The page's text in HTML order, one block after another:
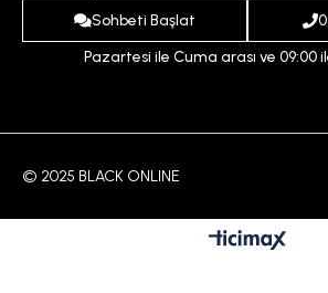
Sohbeti Başlat
Pazartesi ile Cuma arası ve 09:00
© 2025 BLACK ONLINE